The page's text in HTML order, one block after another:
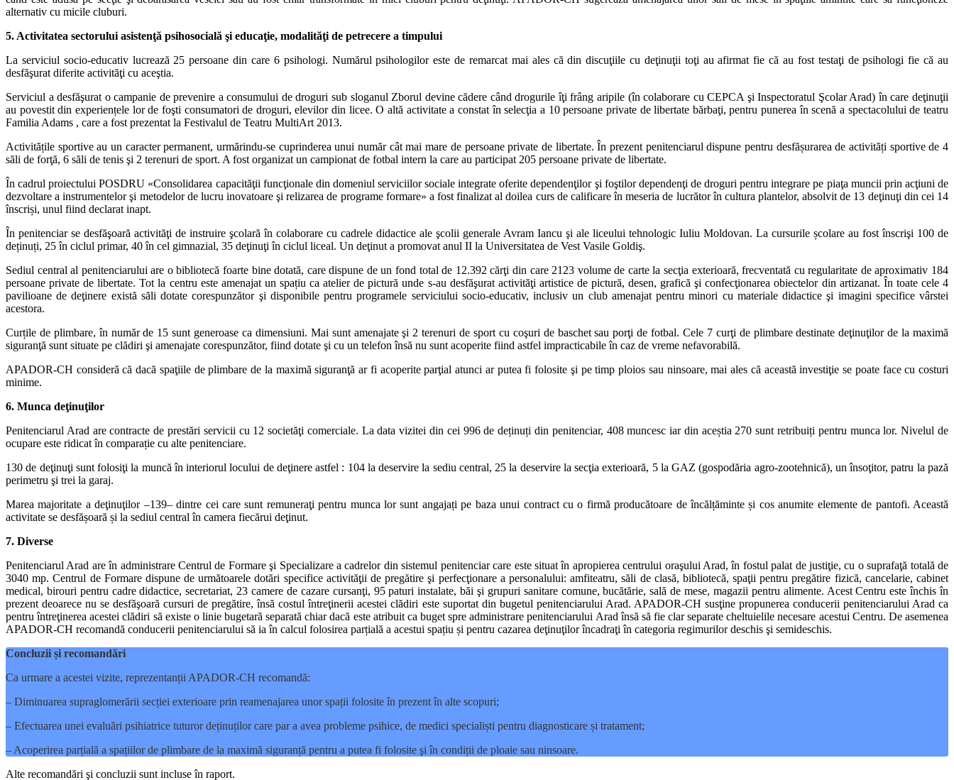
alternativ cu micile cluburi.
5. Activitatea sectorului asistenţă psihosocială şi educaţie, modalităţi de petrecere a timpului
La serviciul socio-educativ lucrează 25 persoane din care 6 psihologi. Numărul psihologilor este de remarcat mai ales că din discuţiile cu deţinuţii toţi au afirmat fie că au fost testaţi de psihologi fie că au
desfăşurat diferite activităţi cu aceştia.
Serviciul a desfăşurat o campanie de prevenire a consumului de droguri sub sloganul Zborul devine cădere când drogurile îţi frâng aripile (în colaborare cu CEPCA şi Inspectoratul Şcolar Arad) în care deţinuţii
au povestit din experiențele lor de foşti consumatori de droguri, elevilor din licee. O altă activitate a constat în selecţia a 10 persoane private de libertate bărbaţi, pentru punerea în scenă a spectacolului de teatru
Familia Adams , care a fost prezentat la Festivalul de Teatru MultiArt 2013.
Activitățile sportive au un caracter permanent, urmărindu-se cuprinderea unui număr cât mai mare de persoane private de libertate. În prezent penitenciarul dispune pentru desfășurarea de activități sportive de 4
săli de forţă, 6 săli de tenis şi 2 terenuri de sport. A fost organizat un campionat de fotbal intern la care au participat 205 persoane private de libertate.
În cadrul proiectului POSDRU «Consolidarea capacităţii funcţionale din domeniul serviciilor sociale integrate oferite dependenţilor şi foştilor dependenţi de droguri pentru integrare pe piaţa muncii prin acţiuni de
dezvoltare a instrumentelor şi metodelor de lucru inovatoare şi relizarea de programe formare» a fost finalizat al doilea curs de calificare în meseria de lucrător în cultura plantelor, absolvit de 13 deţinuţi din cei 14
înscriși, unul fiind declarat inapt.
În penitenciar se desfăşoară activităţi de instruire şcolară în colaborare cu cadrele didactice ale şcolii generale Avram Iancu şi ale liceului tehnologic Iuliu Moldovan. La cursurile școlare au fost înscrişi 100 de
deținuți, 25 în ciclul primar, 40 în cel gimnazial, 35 deţinuţi în ciclul liceal. Un deţinut a promovat anul II la Universitatea de Vest Vasile Goldiş.
Sediul central al penitenciarului are o bibliotecă foarte bine dotată, care dispune de un fond total de 12.392 cărţi din care 2123 volume de carte la secţia exterioară, frecventată cu regularitate de aproximativ 184
persoane private de libertate. Tot la centru este amenajat un spațiu ca atelier de pictură unde s-au desfăşurat activităţi artistice de pictură, desen, grafică şi confecţionarea obiectelor din artizanat. În toate cele 4
pavilioane de deţinere există săli dotate corespunzător şi disponibile pentru programele serviciului socio-educativ, inclusiv un club amenajat pentru minori cu materiale didactice şi imagini specifice vârstei
acestora.
Curțile de plimbare, în număr de 15 sunt generoase ca dimensiuni. Mai sunt amenajate şi 2 terenuri de sport cu coşuri de baschet sau porţi de fotbal. Cele 7 curţi de plimbare destinate deţinuţilor de la maximă
siguranţă sunt situate pe clădiri şi amenajate corespunzător, fiind dotate şi cu un telefon însă nu sunt acoperite fiind astfel impracticabile în caz de vreme nefavorabilă.
APADOR-CH consideră că dacă spaţiile de plimbare de la maximă siguranţă ar fi acoperite parţial atunci ar putea fi folosite şi pe timp ploios sau ninsoare, mai ales că această investiţie se poate face cu costuri
minime.
6. Munca deţinuţilor
Penitenciarul Arad are contracte de prestări servicii cu 12 societăţi comerciale. La data vizitei din cei 996 de deținuți din penitenciar, 408 muncesc iar din aceștia 270 sunt retribuiți pentru munca lor. Nivelul de
ocupare este ridicat în comparație cu alte penitenciare.
130 de deţinuţi sunt folosiţi la muncă în interiorul locului de deţinere astfel : 104 la deservire la sediu central, 25 la deservire la secţia exterioară, 5 la GAZ (gospodăria agro-zootehnică), un însoţitor, patru la pază
perimetru şi trei la garaj.
Marea majoritate a deţinuţilor –139– dintre cei care sunt remuneraţi pentru munca lor sunt angajați pe baza unui contract cu o firmă producătoare de încălțăminte și cos anumite elemente de pantofi. Această
activitate se desfășoară și la sediul central în camera fiecărui deţinut.
7. Diverse
Penitenciarul Arad are în administrare Centrul de Formare şi Specializare a cadrelor din sistemul penitenciar care este situat în apropierea centrului oraşului Arad, în fostul palat de justiţie, cu o suprafaţă totală de
3040 mp. Centrul de Formare dispune de următoarele dotări specifice activităţii de pregătire şi perfecţionare a personalului: amfiteatru, săli de clasă, bibliotecă, spaţii pentru pregătire fizică, cancelarie, cabinet
medical, birouri pentru cadre didactice, secretariat, 23 camere de cazare cursanţi, 95 paturi instalate, băi şi grupuri sanitare comune, bucătărie, sală de mese, magazii pentru alimente. Acest Centru este închis în
prezent deoarece nu se desfăşoară cursuri de pregătire, însă costul întreţinerii acestei clădiri este suportat din bugetul penitenciarului Arad. APADOR-CH susţine propunerea conducerii penitenciarului Arad ca
pentru întreţinerea acestei clădiri să existe o linie bugetară separată chiar dacă este atribuit ca buget spre administrare penitenciarului Arad însă să fie clar separate cheltuielile necesare acestui Centru. De asemenea
APADOR-CH recomandă conducerii penitenciarului să ia în calcul folosirea parțială a acestui spațiu și pentru cazarea deţinuţilor încadraţi în categoria regimurilor deschis şi semideschis.
Concluzii și recomandări
Ca urmare a acestei vizite, reprezentanții APADOR-CH recomandă:
– Diminuarea supraglomerării secției exterioare prin reamenajarea unor spații folosite în prezent în alte scopuri;
– Efectuarea unei evaluări psihiatrice tuturor deținuților care par a avea probleme psihice, de medici specialiști pentru diagnosticare și tratament;
– Acoperirea parțială a spațiilor de plimbare de la maximă siguranță pentru a putea fi folosite şi în condiții de ploaie sau ninsoare.
Alte recomandări şi concluzii sunt incluse în raport.